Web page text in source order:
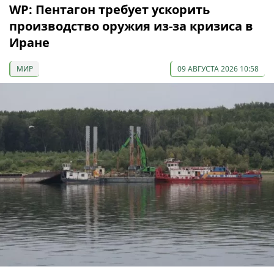
WP: Пентагон требует ускорить
производство оружия из-за кризиса в
Иране
МИР 09 АВГУСТА 2026 10:58